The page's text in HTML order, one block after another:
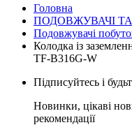
Головна
ПОДОВЖУВАЧІ
Подовжувачі
Колодка із
TF-B316G-W
Підписуйтесь і
Новинки, цікаві
рекомендації